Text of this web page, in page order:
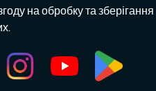
на обробку та зберігання